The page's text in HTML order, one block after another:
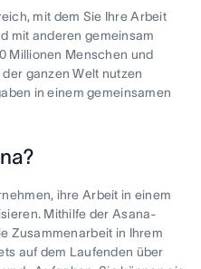
mit dem Sie Ihre Arbeit
mit anderen gemeinsam
Millionen Menschen und
ganzen Welt nutzen
in einem gemeinsamen
ihre Arbeit in einem
Mithilfe der Asana-
Zusammenarbeit in Ihrem
auf dem Laufenden über